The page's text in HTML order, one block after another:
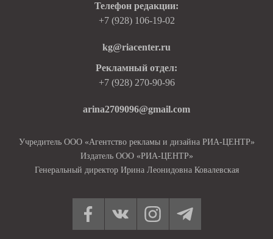
Телефон редакции:
+7 (928) 106-19-02
kg@riacenter.ru
Рекламный отдел:
+7 (928) 270-90-96
arina2709096@gmail.com
Учредитель ООО «Агентство рекламы и дизайна РИА-ЦЕНТР»
Издатель ООО «РИА-ЦЕНТР»
Генеральный директор Ирина Леонидовна Ковалевская